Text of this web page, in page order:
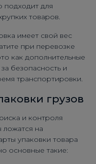
подходит для
товаров.
имеет свой вес
при перевозке
как дополнительные
безопасность и
транспортировки.
грузов
и контроля
ложатся на
упаковки товара
основные такие: